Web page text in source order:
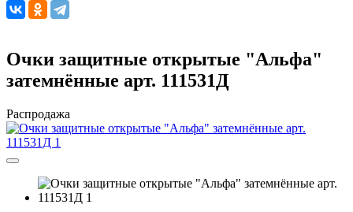
Очки защитные открытые "Альфа"
затемнённые арт. 111531Д
Распродажа